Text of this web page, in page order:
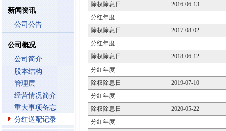
新闻资讯
公司公告
公司概况
公司简介
股本结构
管理层
经营情况简介
重大事项备忘
分红送配记录
除权除息日
2016-06-13
分红年度
除权除息日
2017-08-02
分红年度
除权除息日
2018-06-12
分红年度
除权除息日
2019-07-10
分红年度
除权除息日
2020-05-22
分红年度